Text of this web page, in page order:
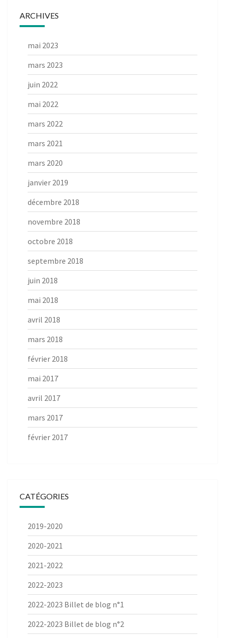
ARCHIVES
mai 2023
mars 2023
juin 2022
mai 2022
mars 2022
mars 2021
mars 2020
janvier 2019
décembre 2018
novembre 2018
octobre 2018
septembre 2018
juin 2018
mai 2018
avril 2018
mars 2018
février 2018
mai 2017
avril 2017
mars 2017
février 2017
CATÉGORIES
2019-2020
2020-2021
2021-2022
2022-2023
2022-2023 Billet de blog n°1
2022-2023 Billet de blog n°2